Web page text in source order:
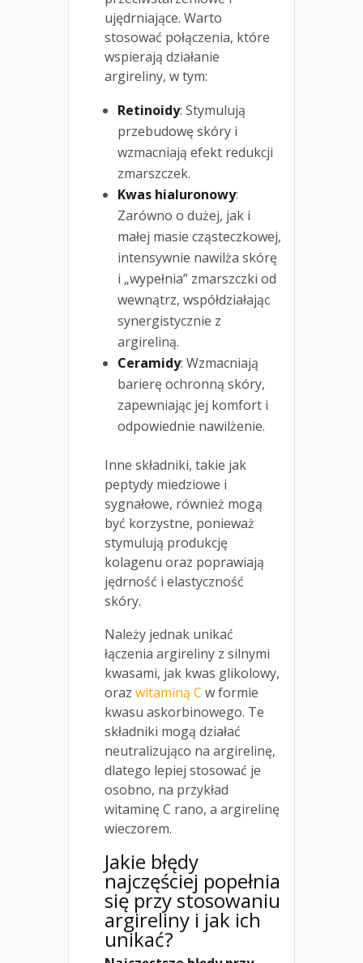
ujędrniające. Warto
stosować połączenia, które
wspierają działanie
argireliny, w tym:
Retinoidy: Stymulują
przebudowę skóry i
wzmacniają efekt redukcji
zmarszczek.
Kwas hialuronowy:
Zarówno o dużej, jak i
małej masie cząsteczkowej,
intensywnie nawilża skórę
i „wypełnia” zmarszczki od
wewnątrz, współdziałając
synergistycznie z
argireliną.
Ceramidy: Wzmacniają
barierę ochronną skóry,
zapewniając jej komfort i
odpowiednie nawilżenie.
Inne składniki, takie jak
peptydy miedziowe i
sygnałowe, również mogą
być korzystne, ponieważ
stymulują produkcję
kolagenu oraz poprawiają
jędrność i elastyczność
skóry.
Należy jednak unikać
łączenia argireliny z silnymi
kwasami, jak kwas glikolowy,
oraz witaminą C w formie
kwasu askorbinowego. Te
składniki mogą działać
neutralizująco na argirelinę,
dlatego lepiej stosować je
osobno, na przykład
witaminę C rano, a argirelinę
wieczorem.
Jakie błędy
najczęściej popełnia
się przy stosowaniu
argireliny i jak ich
unikać?